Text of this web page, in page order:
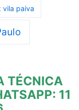
vila paiva
TÉCNICA
11